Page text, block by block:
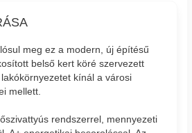
meg ez a modern, új építésű
belső kert köré szervezett
kínál a városi
mellett.
rendszerrel, mennyezeti